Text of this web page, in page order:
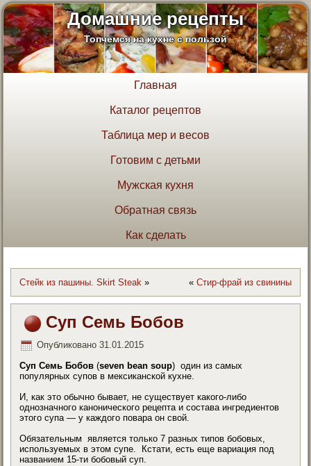
Домашние рецепты
Топчемся на кухне с пользой
Главная
Каталог рецептов
Таблица мер и весов
Готовим с детьми
Мужская кухня
Обратная связь
Как сделать
Стейк из пашины. Skirt Steak » « Стир-фрай из свинины
Суп Семь Бобов
Опубликовано 31.01.2015
Суп Семь Бобов (seven bean soup) один из самых
популярных супов в мексиканской кухне.
И, как это обычно бывает, не существует какого-либо
однозначного канонического рецепта и состава ингредиентов
этого супа — у каждого повара он свой.
Обязательным является только 7 разных типов бобовых,
используемых в этом супе. Кстати, есть еще вариация под
названием 15-ти бобовый суп.